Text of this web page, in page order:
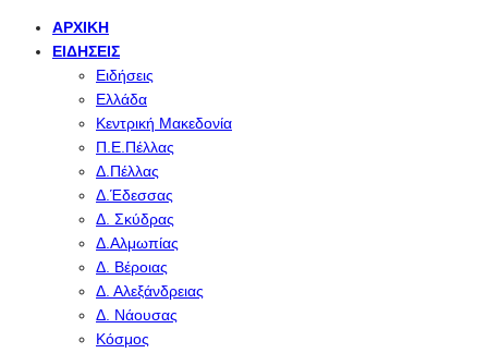
ΑΡΧΙΚΉ
ΕΙΔΉΣΕΙΣ
Ειδήσεις
Ελλάδα
Κεντρική Μακεδονία
Π.Ε.Πέλλας
Δ.Πέλλας
Δ.Έδεσσας
Δ. Σκύδρας
Δ.Αλμωπίας
Δ. Βέροιας
Δ. Αλεξάνδρειας
Δ. Νάουσας
Κόσμος